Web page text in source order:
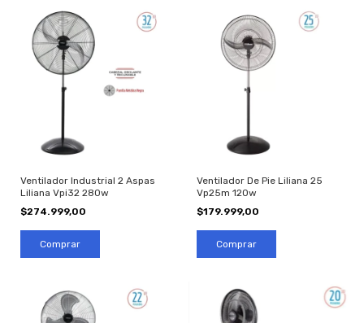
Ventilador Industrial 2 Aspas
Liliana Vpi32 280w
$274.999,00
Ventilador De Pie Liliana 25
Vp25m 120w
$179.999,00